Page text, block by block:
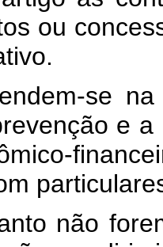
ou
se
e a
não